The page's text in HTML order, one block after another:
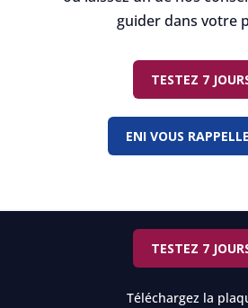
guider dans votre
TESTEZ 7
ENI VOUS RAPPELLE
TESTEZ 7
Téléchargez la